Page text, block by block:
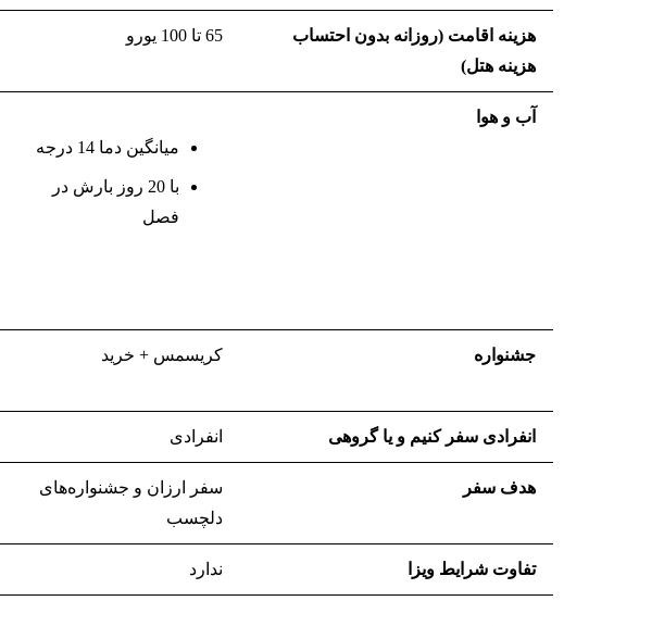
هزینه اقامت (روزانه بدون احتساب
هزینه هتل)
65 تا 100 یورو
آب و هوا
میانگین دما 14 درجه
با 20 روز بارش در
فصل
جشنواره کریسمس‌ +‌ خرید
انفرادی سفر کنیم و یا گروهی انفرادی
هدف سفر
سفر ارزان و جشنواره‌های
دلچسب
تفاوت شرایط ویزا ندارد